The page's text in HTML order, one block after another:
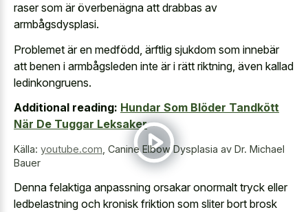
raser som är överbenägna att drabbas av
armbågsdysplasi.
Problemet är en medfödd, ärftlig sjukdom som innebär
att benen i armbågsleden inte är i rätt riktning, även kallad
ledinkongruens.
Additional reading: Hundar Som Blöder Tandkött
När De Tuggar Leksaker
Källa: youtube.com Canine Elbow Dysplasia av Dr. Michael
Bauer
Denna felaktiga anpassning orsakar onormalt tryck eller
ledbelastning och kronisk friktion som sliter bort brosk